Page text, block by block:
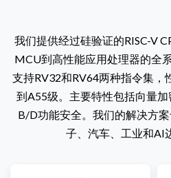
我们提供经过硅验证的RISC-V
MCU到高性能应用处理器的全
支持RV32和RV64两种指令集
到A55级。主要特性包括向量
B/D功能安全。我们的解决方
子、汽车、工业和AI